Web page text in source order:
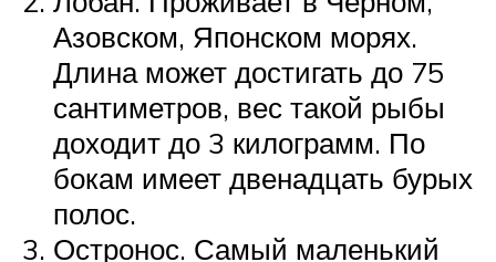
Азовском, Японском морях.
Длина может достигать до 75
сантиметров, вес такой рыбы
доходит до 3 килограмм. По
бокам имеет двенадцать бурых
полос.
Остронос. Самый маленький